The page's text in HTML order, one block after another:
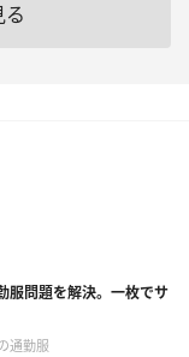
服問題を解決。一枚でサ
通勤服